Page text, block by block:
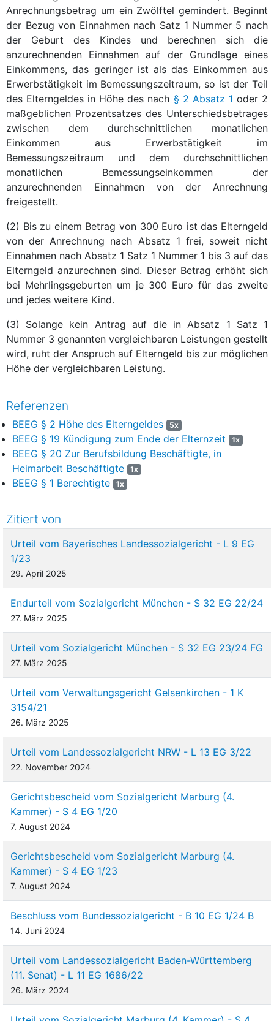
Anrechnungsbetrag um ein Zwölftel gemindert. Beginnt
der Bezug von Einnahmen nach Satz 1 Nummer 5 nach
der Geburt des Kindes und berechnen sich die
anzurechnenden Einnahmen auf der Grundlage eines
Einkommens, das geringer ist als das Einkommen aus
Erwerbstätigkeit im Bemessungszeitraum, so ist der Teil
des Elterngeldes in Höhe des nach § 2 Absatz 1 oder 2
maßgeblichen Prozentsatzes des Unterschiedsbetrages
zwischen dem durchschnittlichen monatlichen
Einkommen aus Erwerbstätigkeit im
Bemessungszeitraum und dem durchschnittlichen
monatlichen Bemessungseinkommen der
anzurechnenden Einnahmen von der Anrechnung
freigestellt.
(2) Bis zu einem Betrag von 300 Euro ist das Elterngeld
von der Anrechnung nach Absatz 1 frei, soweit nicht
Einnahmen nach Absatz 1 Satz 1 Nummer 1 bis 3 auf das
Elterngeld anzurechnen sind. Dieser Betrag erhöht sich
bei Mehrlingsgeburten um je 300 Euro für das zweite
und jedes weitere Kind.
(3) Solange kein Antrag auf die in Absatz 1 Satz 1
Nummer 3 genannten vergleichbaren Leistungen gestellt
wird, ruht der Anspruch auf Elterngeld bis zur möglichen
Höhe der vergleichbaren Leistung.
Referenzen
BEEG § 2 Höhe des Elterngeldes 5x
BEEG § 19 Kündigung zum Ende der Elternzeit 1x
BEEG § 20 Zur Berufsbildung Beschäftigte, in
Heimarbeit Beschäftigte
1x
BEEG § 1 Berechtigte 1x
Zitiert von
Urteil vom Bayerisches Landessozialgericht - L 9 EG
1/23
29. April 2025
Endurteil vom Sozialgericht München - S 32 EG 22/24
27. März 2025
Urteil vom Sozialgericht München - S 32 EG 23/24 FG
27. März 2025
Urteil vom Verwaltungsgericht Gelsenkirchen - 1 K
3154/21
26. März 2025
Urteil vom Landessozialgericht NRW - L 13 EG 3/22
22. November 2024
Gerichtsbescheid vom Sozialgericht Marburg (4.
Kammer) - S 4 EG 1/20
7. August 2024
Gerichtsbescheid vom Sozialgericht Marburg (4.
Kammer) - S 4 EG 1/23
7. August 2024
Beschluss vom Bundessozialgericht - B 10 EG 1/24 B
14. Juni 2024
Urteil vom Landessozialgericht Baden-Württemberg
(11. Senat) - L 11 EG 1686/22
26. März 2024